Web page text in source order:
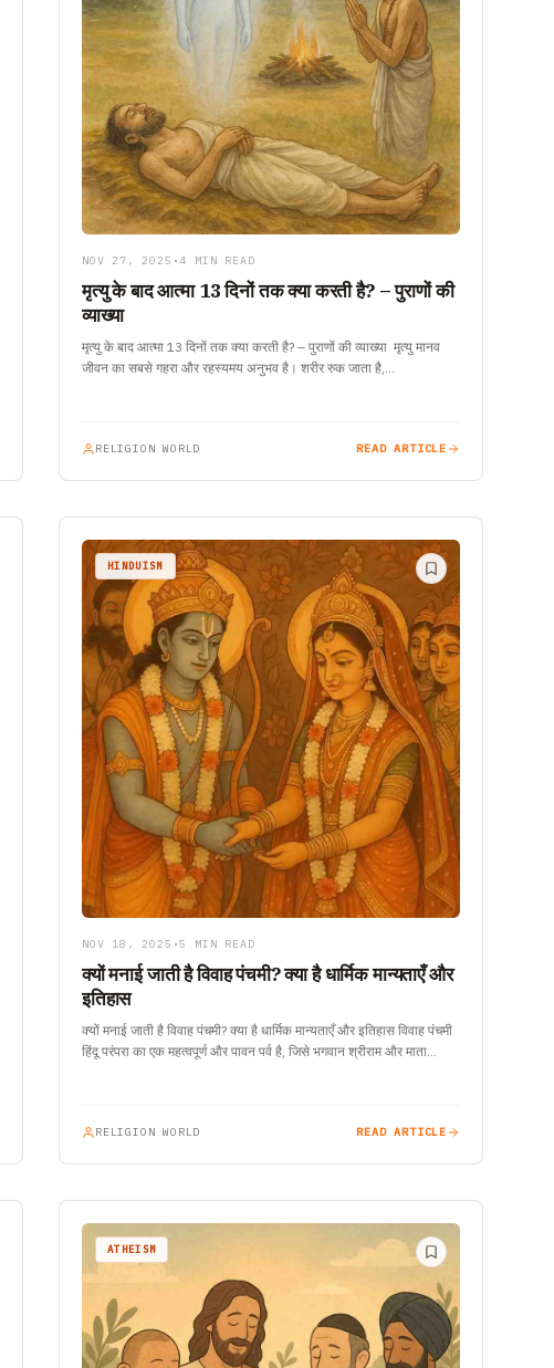
NOV 27, 2025 •4 MIN READ
मृत्यु के बाद आत्मा 13 दिनों तक क्या करती है? – पुराणों की
व्याख्या
मृत्यु के बाद आत्मा 13 दिनों तक क्या करती है? – पुराणों की व्याख्या मृत्यु मानव
जीवन का सबसे गहरा और रहस्यमय अनुभव है। शरीर रुक जाता है,…
RELIGION WORLD READ ARTICLE
HINDUISM
NOV 18, 2025 •5 MIN READ
क्यों मनाई जाती है विवाह पंचमी? क्या है धार्मिक मान्यताएँ और
इतिहास
क्यों मनाई जाती है विवाह पंचमी? क्या है धार्मिक मान्यताएँ और इतिहास विवाह पंचमी
हिंदू परंपरा का एक महत्वपूर्ण और पावन पर्व है, जिसे भगवान श्रीराम और माता…
RELIGION WORLD READ ARTICLE
ATHEISM